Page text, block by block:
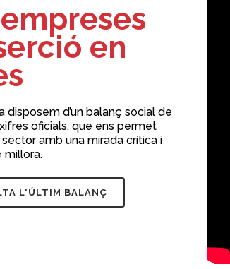
en
disposem d’un balanç social de
oficials, que ens permet
amb una mirada crítica i
millora.
L'ÚLTIM BALANÇ